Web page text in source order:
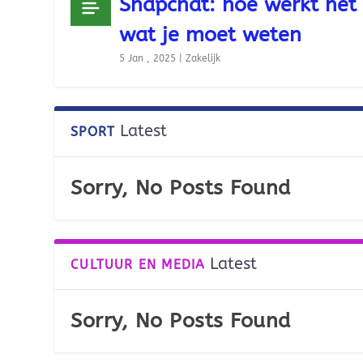
Snapchat: hoe werkt het
wat je moet weten
5 Jan , 2025 |Zakelijk
SPORT Latest
Sorry, No Posts Found
CULTUUR EN MEDIA Latest
Sorry, No Posts Found